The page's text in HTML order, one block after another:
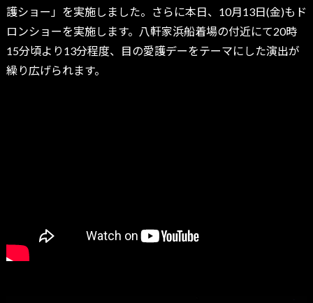
護ショー」を実施しました。さらに本日、10月13日(金)もド
ロンショーを実施します。八軒家浜船着場の付近にて20時
15分頃より13分程度、目の愛護デーをテーマにした演出が
繰り広げられます。